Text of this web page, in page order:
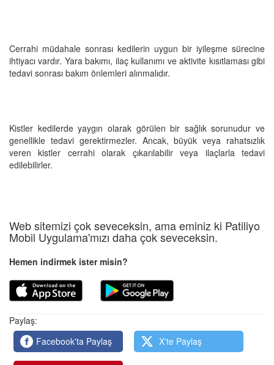
Cerrahi müdahale sonrası kedilerin uygun bir iyileşme sürecine
ihtiyacı vardır. Yara bakımı, ilaç kullanımı ve aktivite kısıtlaması gibi
tedavi sonrası bakım önlemleri alınmalıdır.
Kistler kedilerde yaygın olarak görülen bir sağlık sorunudur ve
genellikle tedavi gerektirmezler. Ancak, büyük veya rahatsızlık
veren kistler cerrahi olarak çıkarılabilir veya ilaçlarla tedavi
edilebilirler.
Web sitemizi çok seveceksin, ama eminiz ki Patiliyo
Mobil Uygulama'mızı daha çok seveceksin.
Hemen indirmek ister misin?
Paylaş:
Facebook'ta Paylaş
X'te Paylaş